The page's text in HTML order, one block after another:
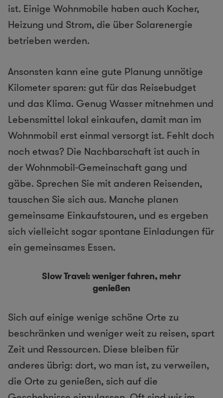
ist. Einige Wohnmobile haben auch Kocher,
Heizung und Strom, die über Solarenergie
betrieben werden.
Ansonsten kann eine gute Planung unnötige
Kilometer sparen: gut für das Reisebudget
und das Klima. Genug Wasser mitnehmen und
Lebensmittel lokal einkaufen, damit man im
Wohnmobil erst einmal versorgt ist. Fehlt doch
noch etwas? Die Nachbarschaft ist auch in
der Wohnmobil-Gemeinschaft gang und
gäbe. Sprechen Sie mit anderen Reisenden,
tauschen Sie sich aus. Manche planen
gemeinsame Einkaufstouren, und es ergeben
sich vielleicht sogar spontane Einladungen für
ein gemeinsames Essen.
Slow Travel: weniger fahren, mehr
genießen
Sich auf einige wenige schöne Orte zu
beschränken und weniger weit zu reisen, spart
Zeit und Ressourcen. Diese bleiben für
anderes übrig: dort, wo man ist, zu verweilen,
die Orte zu genießen, sich auf die